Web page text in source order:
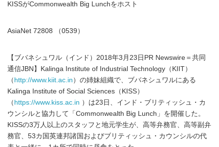
KISSがCommonwealth Big Lunchをホスト
AsiaNet 72808 （0539）
【ブバネシュワル（インド）2018年3月23日PR Newswire＝共同
通信JBN】Kalinga Institute of Industrial Technology（KIIT）
（ http://www.kiit.ac.in ）の姉妹組織で、ブバネシュワルにある
Kalinga Institute of Social Sciences（KISS）
（ https://www.kiss.ac.in ）は23日、インド・ブリティッシュ・カ
ウンシルと協力して「Commonwealth Big Lunch」を開催した。
KISSの3万人以上のスタッフと地元学生が、高等弁務官、高等副弁
務官、53カ国英連邦諸国およびブリティッシュ・カウンシルの代